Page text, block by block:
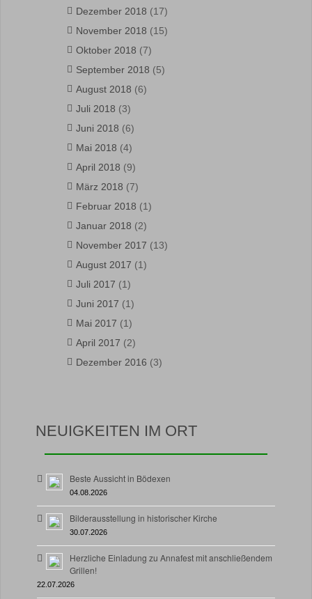
Dezember 2018 (17)
November 2018 (15)
Oktober 2018 (7)
September 2018 (5)
August 2018 (6)
Juli 2018 (3)
Juni 2018 (6)
Mai 2018 (4)
April 2018 (9)
März 2018 (7)
Februar 2018 (1)
Januar 2018 (2)
November 2017 (13)
August 2017 (1)
Juli 2017 (1)
Juni 2017 (1)
Mai 2017 (1)
April 2017 (2)
Dezember 2016 (3)
NEUIGKEITEN IM ORT
Beste Aussicht in Bödexen
04.08.2026
Bilderausstellung in historischer Kirche
30.07.2026
Herzliche Einladung zu Annafest mit anschließendem
Grillen!
22.07.2026